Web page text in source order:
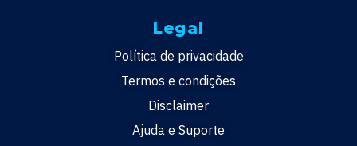
Legal
Política de privacidade
Termos e condições
Disclaimer
Ajuda e Suporte